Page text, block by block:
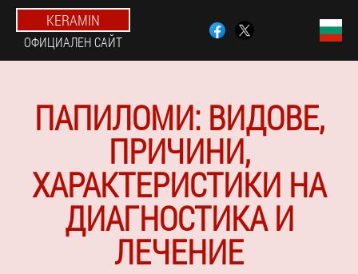
KERAMIN
ОФИЦИАЛЕН САЙТ
ПАПИЛОМИ: ВИДОВЕ,
ПРИЧИНИ,
ХАРАКТЕРИСТИКИ НА
ДИАГНОСТИКА И
ЛЕЧЕНИЕ